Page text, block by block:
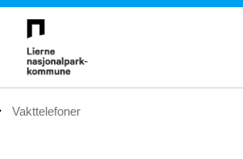
Vakttelefoner